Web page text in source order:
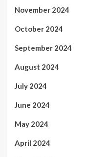
November 2024
October 2024
September 2024
August 2024
July 2024
June 2024
May 2024
April 2024